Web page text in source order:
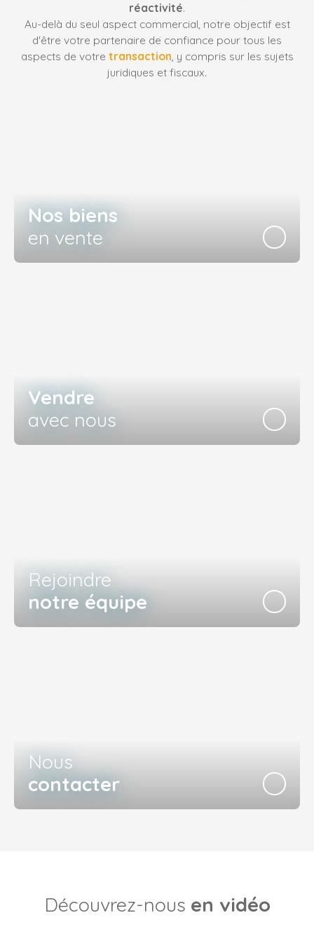
réactivité.
Au-delà du seul aspect commercial, notre objectif est
d'être votre partenaire de confiance pour tous les
aspects de votre transaction, y compris sur les sujets
juridiques et fiscaux.
Nos biens
en vente
Vendre
avec nous
Rejoindre
notre équipe
Nous
contacter
Découvrez-nous en vidéo